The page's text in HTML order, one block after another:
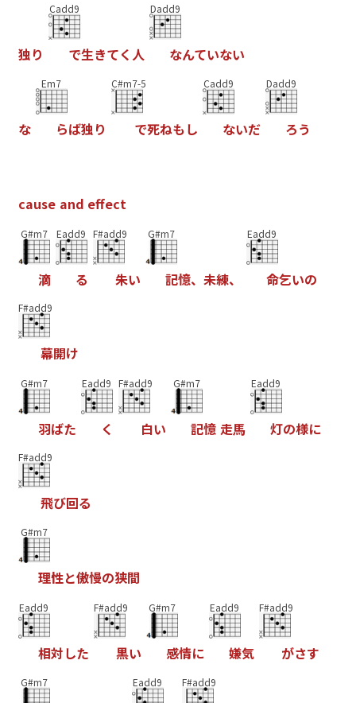
独り
Cadd9
で生きてく 人
Dadd9
なんていない
な
Em7
らば独り
C#m7-5
で死ねもし
Cadd9
ないだ
Dadd9
ろう
cause and efect
G#m7
滴
Eadd9
る
F#add9
朱い
G#m7
記憶、 未練、
Eadd9
命乞いの
F#add9
幕開け
G#m7
羽ばた
Eadd9
く
F#add9
白い
G#m7
記憶 走馬
Eadd9
灯の様に
F#add9
飛び回る
G#m7
理性と傲慢の狭間
Eadd9
相対した
F#add9
黒い
G#m7
感情に
Eadd9
嫌気
F#add9
がさす
G#m7 Eadd9 F#add9